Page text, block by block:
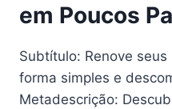
em Poucos
Subtítulo: Renove
forma simples e
Metadescrição: